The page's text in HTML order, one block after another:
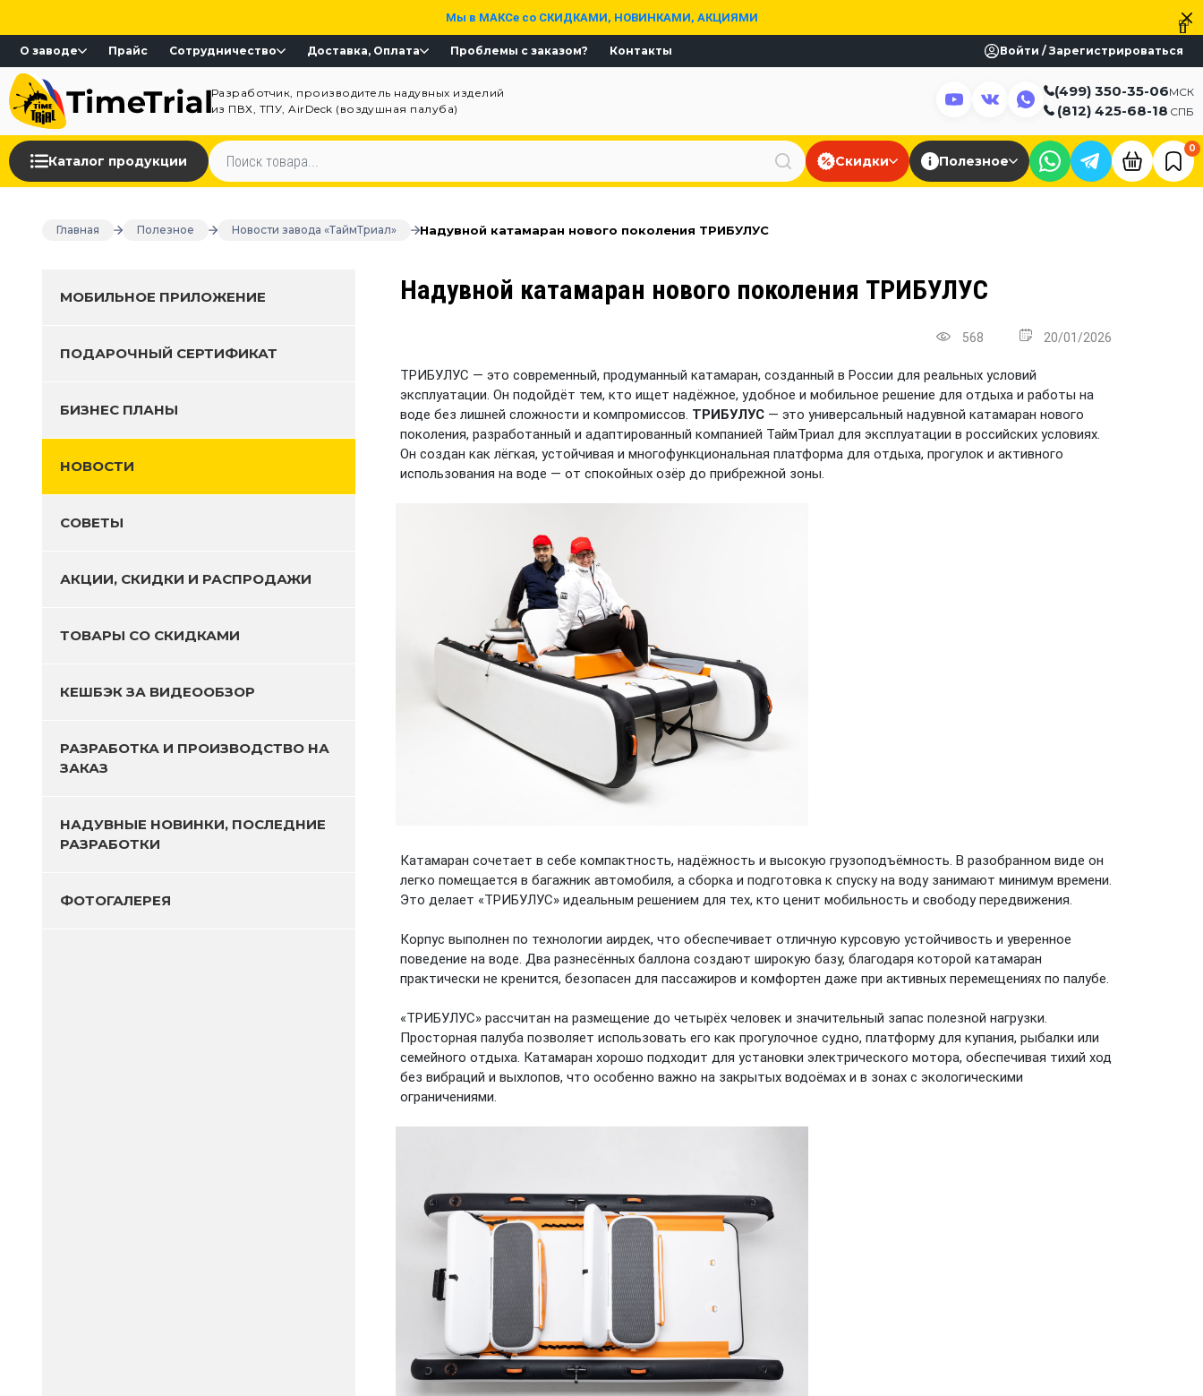
Мы в МАКСе со СКИДКАМИ, НОВИНКАМИ, АКЦИЯМИ
О заводе Прайс Сотрудничество Доставка, Оплата Проблемы с заказом? Контакты Войти / Зарегистрироваться
Разработчик, производитель надувных изделий
из ПВХ, ТПУ, AirDeck (воздушная палуба)
(499) 350-35-06МСК
(812) 425-68-18 СПБ
Каталог продукции Скидки Полезное
0
Главная Полезное Новости завода «ТаймТриал» Надувной катамаран нового поколения ТРИБУЛУС
МОБИЛЬНОЕ ПРИЛОЖЕНИЕ
ПОДАРОЧНЫЙ СЕРТИФИКАТ
БИЗНЕС ПЛАНЫ
НОВОСТИ
СОВЕТЫ
АКЦИИ, СКИДКИ И РАСПРОДАЖИ
ТОВАРЫ СО СКИДКАМИ
КЕШБЭК ЗА ВИДЕООБЗОР
РАЗРАБОТКА И ПРОИЗВОДСТВО НА
ЗАКАЗ
НАДУВНЫЕ НОВИНКИ, ПОСЛЕДНИЕ
РАЗРАБОТКИ
ФОТОГАЛЕРЕЯ
Надувной катамаран нового поколения ТРИБУЛУС
568 20/01/2026
ТРИБУЛУС — это современный, продуманный катамаран, созданный в России для реальных условий
эксплуатации. Он подойдёт тем, кто ищет надёжное, удобное и мобильное решение для отдыха и работы на
воде без лишней сложности и компромиссов. ТРИБУЛУС — это универсальный надувной катамаран нового
поколения, разработанный и адаптированный компанией ТаймТриал для эксплуатации в российских условиях.
Он создан как лёгкая, устойчивая и многофункциональная платформа для отдыха, прогулок и активного
использования на воде — от спокойных озёр до прибрежной зоны.
Катамаран сочетает в себе компактность, надёжность и высокую грузоподъёмность. В разобранном виде он
легко помещается в багажник автомобиля, а сборка и подготовка к спуску на воду занимают минимум времени.
Это делает «ТРИБУЛУС» идеальным решением для тех, кто ценит мобильность и свободу передвижения.
Корпус выполнен по технологии аирдек, что обеспечивает отличную курсовую устойчивость и уверенное
поведение на воде. Два разнесённых баллона создают широкую базу, благодаря которой катамаран
практически не кренится, безопасен для пассажиров и комфортен даже при активных перемещениях по палубе.
«ТРИБУЛУС» рассчитан на размещение до четырёх человек и значительный запас полезной нагрузки.
Просторная палуба позволяет использовать его как прогулочное судно, платформу для купания, рыбалки или
семейного отдыха. Катамаран хорошо подходит для установки электрического мотора, обеспечивая тихий ход
без вибраций и выхлопов, что особенно важно на закрытых водоёмах и в зонах с экологическими
ограничениями.